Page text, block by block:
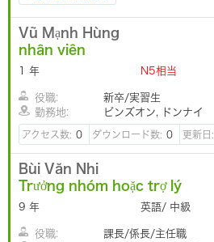
Vũ Mạnh Hùng
nhân viên
1 年 N5相当
役職:
新卒/実習生
勤務地:
ビンズオン, ドンナイ
アクセス数: 0 ダウンロード数: 0 更新日:
Bùi Văn Nhi
Trưởng nhóm hoặc trợ lý
9 年 英語/ 中級
役職:
課長/係長/主任職